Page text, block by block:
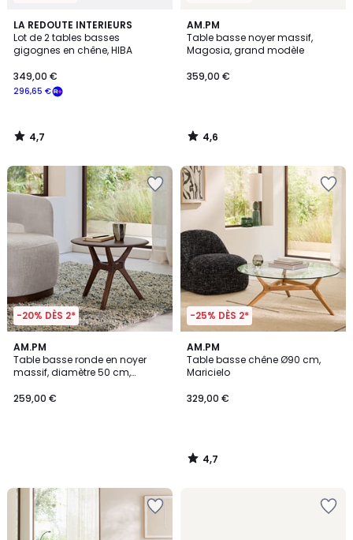
LA REDOUTE INTERIEURS
Lot de 2 tables basses
gigognes en chêne, HIBA
296,65 €
349,00 €
4,7
/ 5
4,7
/
AM.PM
Table basse noyer massif,
Magosia, grand modèle
359,00 €
4,6
/ 5
4,6
/
-20% DÈS 2*
AM.PM
Table basse ronde en noyer
massif, diamètre 50 cm,
259,00 €
-25% DÈS 2*
AM.PM
Table basse chêne Ø90 cm,
Maricielo
329,00 €
4,7
/ 5
4,7
/